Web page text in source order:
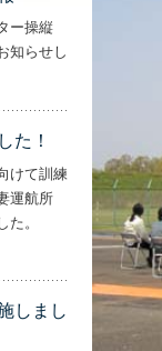
ー操縦
知らせし
・ヘリコプター 操縦
た！
けて訓練
運航所
。
施しました！’
しまし